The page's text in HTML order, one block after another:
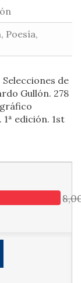
Poesía,
de
Gullón. 278
edición. 1st